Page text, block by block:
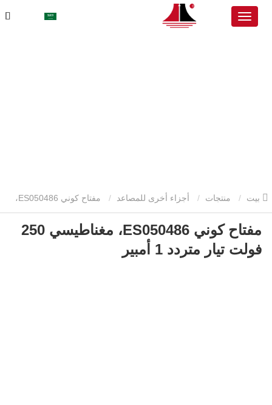
منتجات أجزاء أخرى للمصاعد مفتاح كوني ES050486،
مغناطيسي 250 فولت تيار متردد 1 أمبير
مفتاح كوني ES050486، مغناطيسي 250
فولت تيار متردد 1 أمبير